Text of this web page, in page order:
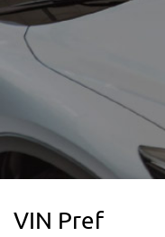
VIN Pref